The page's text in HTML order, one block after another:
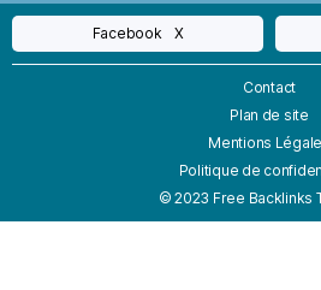
Facebook X
© 2023 Free Backlinks
Contact
Plan de site
Mentions
Politique de